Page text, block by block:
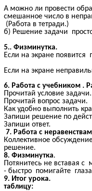
А можно ли провести
смешанное число в
(Работа в тетради.)
б) Решение задачи
5.. Физминутка.
Если на экране
Если на экране
6. Работа с учебником .
Прочитай условие задачи.
Прочитай вопрос задачи.
Как удобно выполнить
Запиши решение по
Запиши ответ.
7. Работа с
Коллективное
решение.
8. Физминутка.
Потянитесь не вставая с
- быстро помигайте
9. Итог урока.
таблицу: